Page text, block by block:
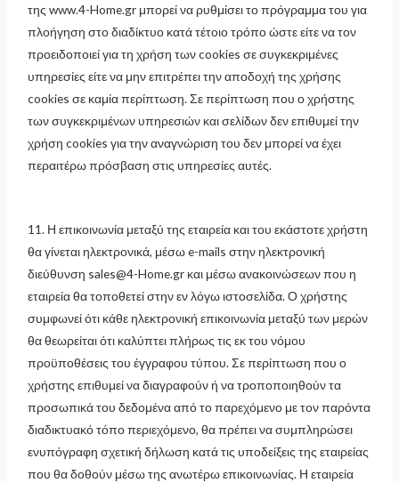
της www.4-Home.gr μπορεί να ρυθμίσει το πρόγραμμα του για
πλοήγηση στο διαδίκτυο κατά τέτοιο τρόπο ώστε είτε να τον
προειδοποιεί για τη χρήση των cookies σε συγκεκριμένες
υπηρεσίες είτε να μην επιτρέπει την αποδοχή της χρήσης
cookies σε καμία περίπτωση. Σε περίπτωση που ο χρήστης
των συγκεκριμένων υπηρεσιών και σελίδων δεν επιθυμεί την
χρήση cookies για την αναγνώριση του δεν μπορεί να έχει
περαιτέρω πρόσβαση στις υπηρεσίες αυτές.
11. Η επικοινωνία μεταξύ της εταιρεία και του εκάστοτε χρήστη
θα γίνεται ηλεκτρονικά, μέσω e-mails στην ηλεκτρονική
διεύθυνση sales@4-Home.gr και μέσω ανακοινώσεων που η
εταιρεία θα τοποθετεί στην εν λόγω ιστοσελίδα. Ο χρήστης
συμφωνεί ότι κάθε ηλεκτρονική επικοινωνία μεταξύ των μερών
θα θεωρείται ότι καλύπτει πλήρως τις εκ του νόμου
προϋποθέσεις του έγγραφου τύπου. Σε περίπτωση που ο
χρήστης επιθυμεί να διαγραφούν ή να τροποποιηθούν τα
προσωπικά του δεδομένα από το παρεχόμενο με τον παρόντα
διαδικτυακό τόπο περιεχόμενο, θα πρέπει να συμπληρώσει
ενυπόγραφη σχετική δήλωση κατά τις υποδείξεις της εταιρείας
που θα δοθούν μέσω της ανωτέρω επικοινωνίας. Η εταιρεία